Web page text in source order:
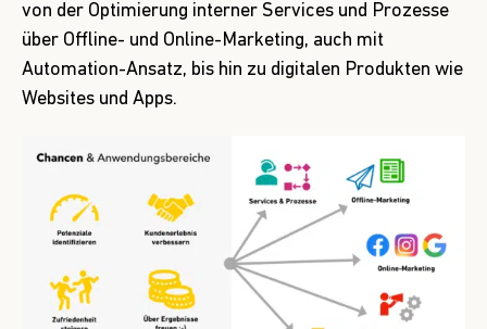
von der Optimierung interner Services und Prozesse
über Offline- und Online-Marketing, auch mit
Automation-Ansatz, bis hin zu digitalen Produkten wie
Websites und Apps.